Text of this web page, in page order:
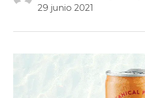
29 junio 2021